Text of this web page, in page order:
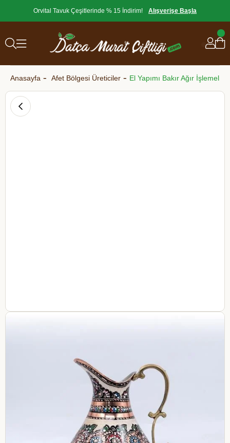
Orvital Tavuk Çeşitlerinde % 15 İndirim! Alışverişe Başla
Anasayfa Afet Bölgesi Üreticiler El Yapımı Bakır Ağır İşlemeli